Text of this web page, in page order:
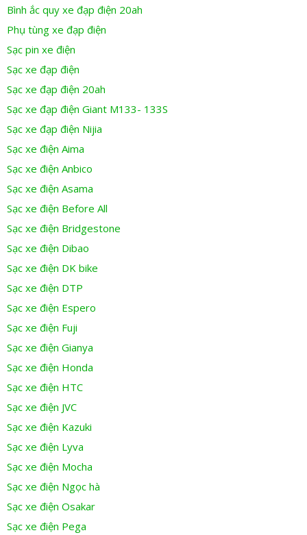
Bình ắc quy xe đạp điện 20ah
Phụ tùng xe đạp điện
Sạc pin xe điện
Sạc xe đạp điện
Sạc xe đạp điện 20ah
Sạc xe đạp điện Giant M133- 133S
Sạc xe đạp điện Nijia
Sạc xe điện Aima
Sạc xe điện Anbico
Sạc xe điện Asama
Sạc xe điện Before All
Sạc xe điện Bridgestone
Sạc xe điện Dibao
Sạc xe điện DK bike
Sạc xe điện DTP
Sạc xe điện Espero
Sạc xe điện Fuji
Sạc xe điện Gianya
Sạc xe điện Honda
Sạc xe điện HTC
Sạc xe điện JVC
Sạc xe điện Kazuki
Sạc xe điện Lyva
Sạc xe điện Mocha
Sạc xe điện Ngọc hà
Sạc xe điện Osakar
Sạc xe điện Pega